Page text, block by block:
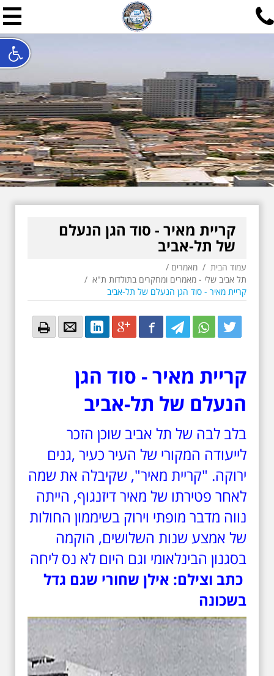
תיור ישראלי בעריכת אילן
האתר המרכזי להיסטוריה של תל אביב ותולדות ארץ ישראל -
חייגו עכשיו:052-7747748
שלחו פנייה:ilan@mytelaviv.co.il
English עברית צור קשר
קריית מאיר - סוד הגן הנעלם
של תל-אביב
עמוד הבית / מאמרים /
תל אביב שלי - מאמרים ומחקרים בתולדות ת"א /
קריית מאיר - סוד הגן הנעלם של תל-אביב
Twitter
Twitter
Twitter
Facebook
Google+
LinkedIn
Email
Email
קריית מאיר - סוד הגן
הנעלם של תל-אביב
בלב לבה של תל אביב שוכן הזכר
לייעודה המקורי של העיר כעיר ,גנים
ירוקה. "קריית מאיר", שקיבלה את שמה
לאחר פטירתו של מאיר דיזנגוף, הייתה
נווה מדבר מופתי וירוק בשיממון החולות
של אמצע שנות השלושים, הוקמה
בסגנון הבינלאומי וגם היום לא נס ליחה
כתב וצילם: אילן שחורי שגם גדל
בשכונה